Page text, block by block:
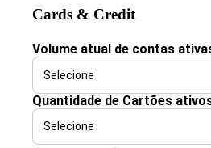
Cards & Credit
Volume atual de contas
Quantidade de Cartões